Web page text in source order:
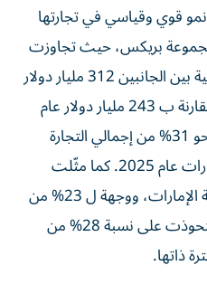
قوي وقياسي في تجارتها
مجموعة بريكس، حيث تجاوزت
قيمة التجارة الخارجية غير النفطية بين الجانبين 312 مليار دولار
عام 2025، بنمو بلغ 28.5%، مقارنة ب 243 مليار دولار عام
2024. وشكّلت دول بريكس نحو 31% من إجمالي التجارة
الخارجية غير النفطية لدولة الإمارات عام 2025. كما مثّلت
مصدراً ل 34% من واردات دولة الإمارات، ووجهة ل 23% من
صادراتها غير النفطية، فيما استحوذت على نسبة 28% من
ذاتها.